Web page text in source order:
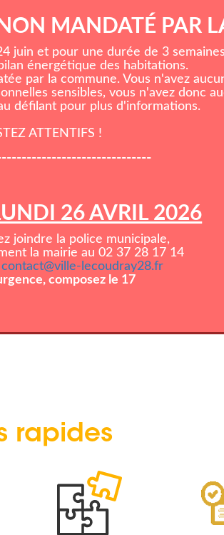
MANDATÉ PAR
juin et pour une durée de 3
énergétique des habitations.
par la commune. Vous n'avez
sensibles, vous n'avez donc
défilant pour plus d'informations.
ATTENTIFS !
26 AVRIL 2026
joindre la police municipale,
la mairie au 02 37 28 17 14
contact@ville-lecoudray28.fr
composez le 17
rapides